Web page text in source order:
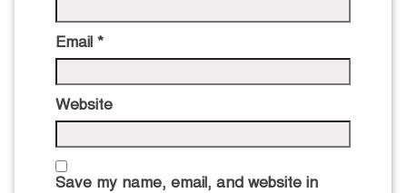
Email *
Website
Save my name, email, and website in